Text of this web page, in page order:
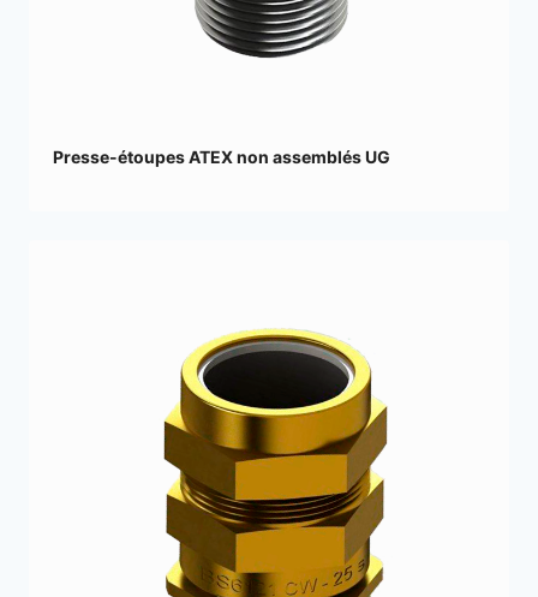
Presse-étoupes ATEX non assemblés UG